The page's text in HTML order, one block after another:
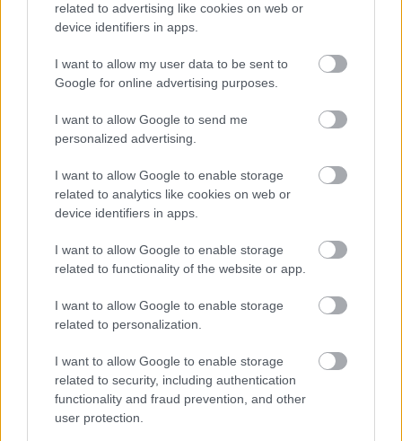
related to advertising like cookies on web or
device identifiers in apps.
I want to allow my user data to be sent to
Google for online advertising purposes.
I want to allow Google to send me
personalized advertising.
I want to allow Google to enable storage
related to analytics like cookies on web or
device identifiers in apps.
I want to allow Google to enable storage
related to functionality of the website or app.
I want to allow Google to enable storage
related to personalization.
I want to allow Google to enable storage
related to security, including authentication
functionality and fraud prevention, and other
user protection.
A KecsUP Hírek véleménypodcastjének legújabb
adásában értékeltük Rozi, az egész ország által
megkedvelt keverék kutya egykori gazdája ellen lezajlott
Latyák Balázs 2026. 01. 23.
Szeged díszpolgára lesz a Nobel-
díjas író, Krasznahorkai László
Szeged díszpolgára lesz Krasznahorkai László – közölte